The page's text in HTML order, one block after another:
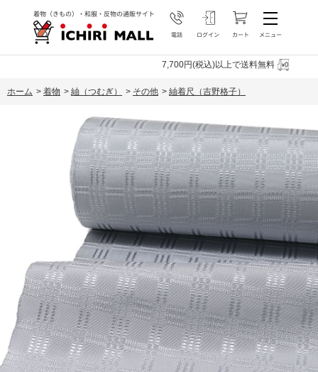
7,700円(税込)以上で送料無料
ホーム > 着物 > 紬（つむぎ） > その他 > 紬着尺（吉野格子）